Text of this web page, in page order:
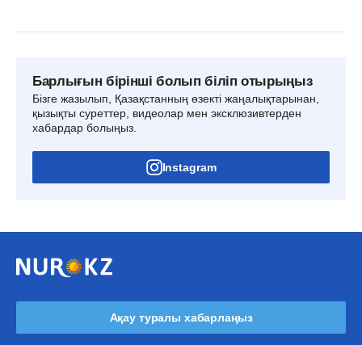
Барлығын бірінші болып біліп отырыңыз
Бізге жазылып, Қазақстанның өзекті жаңалықтарынан,
қызықты суреттер, видеолар мен эксклюзивтерден
хабардар болыңыз.
Instagram
Ақау туралы хабарлаңыз